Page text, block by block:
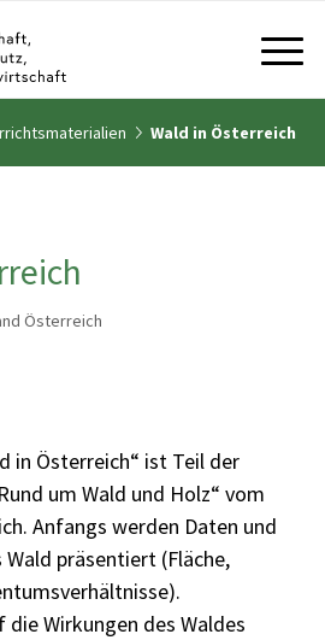
Wald in Österreich
Österreich
in Österreich“ ist Teil der
um Wald und Holz“ vom
Anfangs werden Daten und
präsentiert (Fläche,
Wirkungen des Waldes